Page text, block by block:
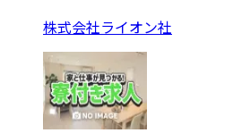
株式会社ライオン社